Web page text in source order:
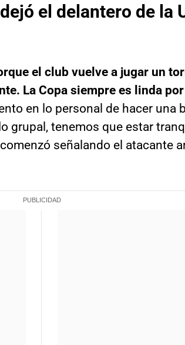
el delantero de la
el club vuelve a jugar un
La Copa siempre es linda
en lo personal de hacer una
grupal, tenemos que estar
señalando el atacante